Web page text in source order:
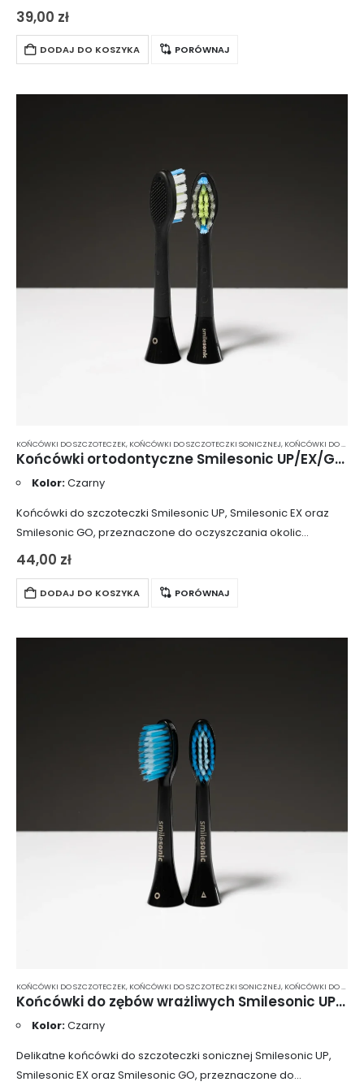
codziennego mycia zębów. Wyposażone w średnio-twarde
włosie wysokiej jakości, które zmienia kolor w miarę zużycia,…
39,00 zł
DODAJ DO KOSZYKA PORÓWNAJ
KOŃCÓWKI DO SZCZOTECZEK, KOŃCÓWKI DO SZCZOTECZKI SONICZNEJ, KOŃCÓWKI DO SZCZOTECZKI SONICZNEJ SMILESONIC
Końcówki ortodontyczne Smilesonic UP/EX/GO OrthoClean 2 szt. – czarne
Kolor:Czarny
Końcówki do szczoteczki Smilesonic UP, Smilesonic EX oraz
Smilesonic GO, przeznaczone do oczyszczania okolic
aparatów ortodontycznych, trudno dostępnych miejsc w jamie
ustnej oraz wypełnień takich jak mostki i korony. Wydłużone…
44,00 zł
DODAJ DO KOSZYKA PORÓWNAJ
KOŃCÓWKI DO SZCZOTECZEK, KOŃCÓWKI DO SZCZOTECZKI SONICZNEJ, KOŃCÓWKI DO SZCZOTECZKI SONICZNEJ MIĘKKIE WŁOSIE
Końcówki do zębów wrażliwych Smilesonic UP/EX/GO SensiTouch 2 szt. – czarne
Kolor:Czarny
Delikatne końcówki do szczoteczki sonicznej Smilesonic UP,
Smilesonic EX oraz Smilesonic GO, przeznaczone do